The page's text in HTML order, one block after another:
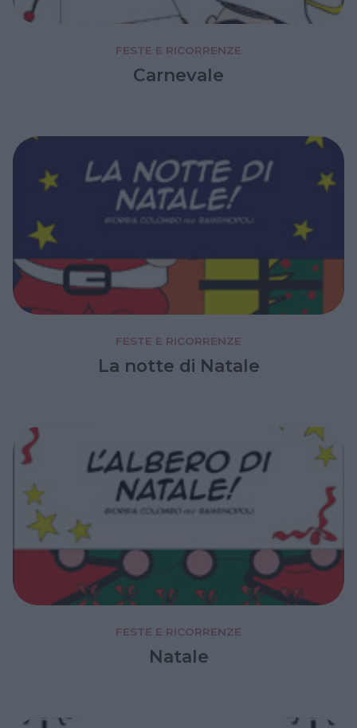
FESTE E RICORRENZE
Carnevale
FESTE E RICORRENZE
La notte di Natale
FESTE E RICORRENZE
Natale